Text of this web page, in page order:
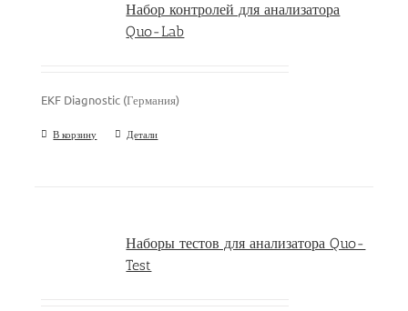
Набор контролей для анализатора
Quo-Lab
EKF Diagnostic (Германия)
В корзину Детали
Наборы тестов для анализатора Quo-
Test